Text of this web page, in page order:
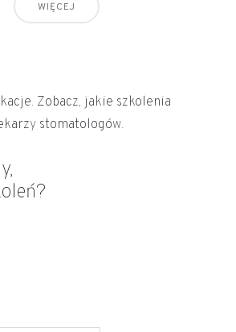
WIĘCEJ
Zobacz, jakie szkolenia
stomatologów.